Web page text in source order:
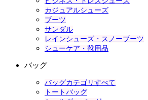
カジュアルシューズ
ブーツ
サンダル
レインシューズ・スノーブーツ
シューケア・靴用品
バッグ
バッグカテゴリすべて
トートバッグ